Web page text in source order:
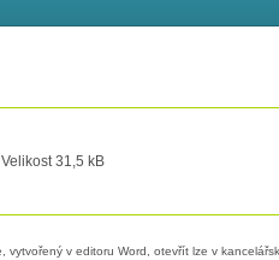
31,5 kB
vytvořený v editoru Word, otevřít lze v